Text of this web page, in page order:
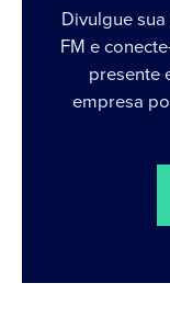
Divulgue
FM e
presente
empresa